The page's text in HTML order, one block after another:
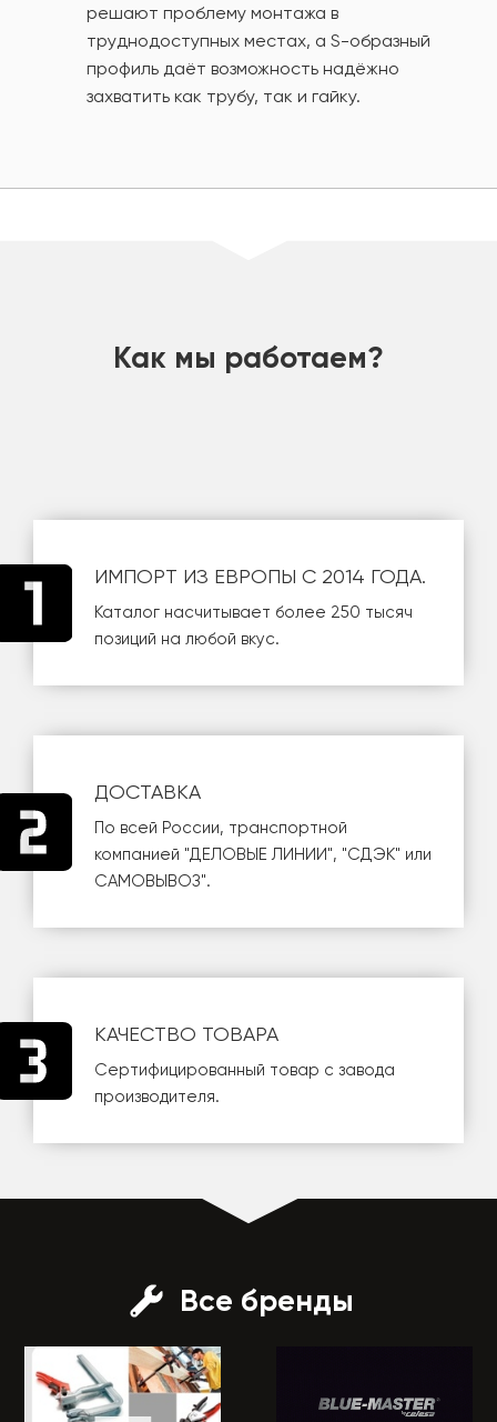
решают проблему монтажа в
труднодоступных местах, а S-образный
профиль даёт возможность надёжно
захватить как трубу, так и гайку.
Как мы работаем?
ИМПОРТ ИЗ ЕВРОПЫ С 2014 ГОДА.
Каталог насчитывает более 250 тысяч
позиций на любой вкус.
ДОСТАВКА
По всей России, транспортной
компанией "ДЕЛОВЫЕ ЛИНИИ", "СДЭК" или
САМОВЫВОЗ".
КАЧЕСТВО ТОВАРА
Сертифицированный товар с завода
производителя.
Все бренды